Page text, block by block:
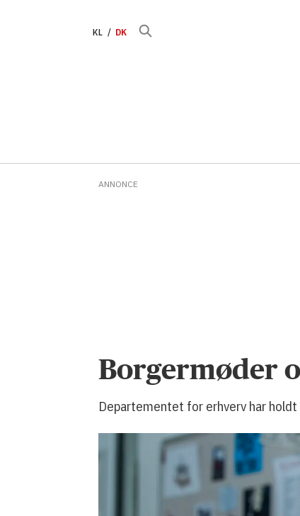
KL DK
ANNONCE
Borgermøder
Departementet for erhverv har